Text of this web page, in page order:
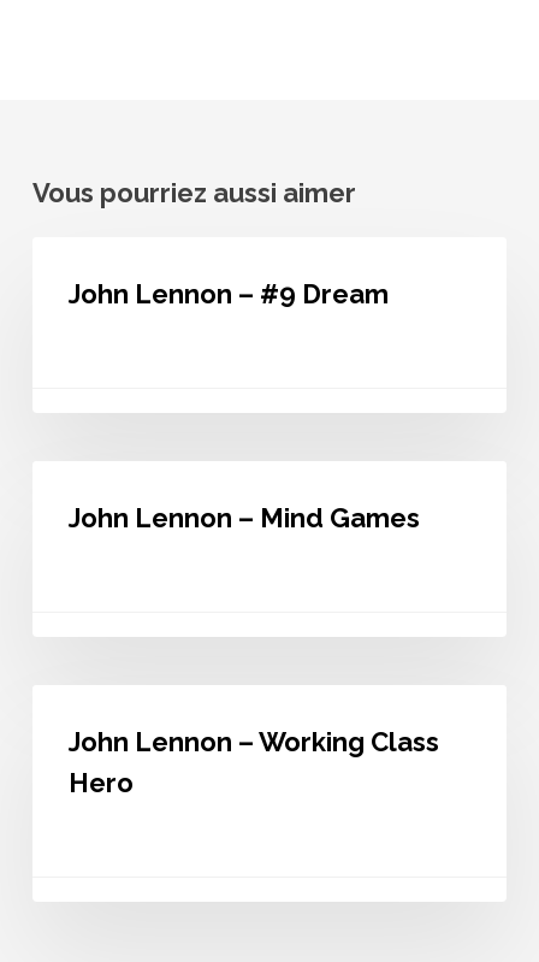
Vous pourriez aussi aimer
John Lennon – #9 Dream
John Lennon – Mind Games
Working
Class
John Lennon – Working Class
Hero